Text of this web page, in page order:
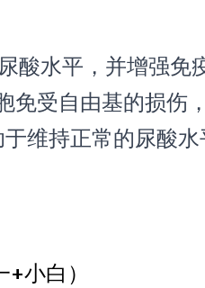
酸水平，并增强免
免受自由基的损伤
维持正常的尿酸
小白）